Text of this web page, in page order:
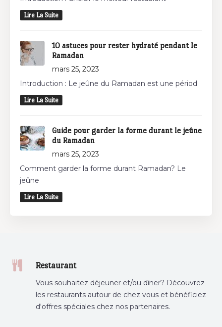
Lire La Suite
10 astuces pour rester hydraté pendant le
Ramadan
mars 25, 2023
Introduction : Le jeûne du Ramadan est une périod
Lire La Suite
Guide pour garder la forme durant le jeûne
du Ramadan
mars 25, 2023
Comment garder la forme durant Ramadan? Le
jeûne
Lire La Suite
Restaurant
Vous souhaitez déjeuner et/ou dîner? Découvrez
les restaurants autour de chez vous et bénéficiez
d'offres spéciales chez nos partenaires.